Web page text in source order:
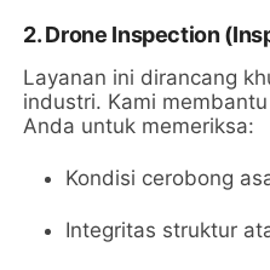
2. Drone Inspection
Layanan ini dirancang
industri. Kami
Anda untuk memeriksa:
Kondisi cerobong
Integritas struktur